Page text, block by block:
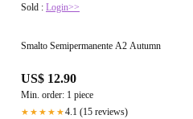
Sold : Login>>
Smalto Semipermanente A2 Autumn
US$ 12.90
Min. order: 1 piece
★★★★★4.1 (15 reviews)